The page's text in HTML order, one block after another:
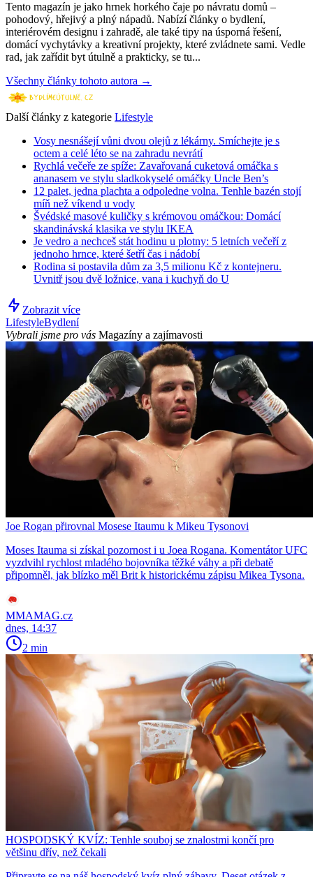
Tento magazín je jako hrnek horkého čaje po návratu domů –
pohodový, hřejivý a plný nápadů. Nabízí články o bydlení,
interiérovém designu i zahradě, ale také tipy na úsporná řešení,
domácí vychytávky a kreativní projekty, které zvládnete sami. Vedle
rad, jak zařídit byt útulně a prakticky, se tu...
Všechny články tohoto autora →
Další články z kategorie Lifestyle
Vosy nesnášejí vůni dvou olejů z lékárny. Smíchejte je s
octem a celé léto se na zahradu nevrátí
Rychlá večeře ze spíže: Zavařovaná cuketová omáčka s
ananasem ve stylu sladkokyselé omáčky Uncle Ben’s
12 palet, jedna plachta a odpoledne volna. Tenhle bazén stojí
míň než víkend u vody
Švédské masové kuličky s krémovou omáčkou: Domácí
skandinávská klasika ve stylu IKEA
Je vedro a nechceš stát hodinu u plotny: 5 letních večeří z
jednoho hrnce, které šetří čas i nádobí
Rodina si postavila dům za 3,5 milionu Kč z kontejneru.
Uvnitř jsou dvě ložnice, vana i kuchyň do U
Zobrazit více
LifestyleBydlení
Vybrali jsme pro vás Magazíny a zajímavosti
Joe Rogan přirovnal Mosese Itaumu k Mikeu Tysonovi
Moses Itauma si získal pozornost i u Joea Rogana. Komentátor UFC
vyzdvihl rychlost mladého bojovníka těžké váhy a při debatě
připomněl, jak blízko měl Brit k historickému zápisu Mikea Tysona.
MMAMAG.cz
dnes, 14:37
2 min
HOSPODSKÝ KVÍZ: Tenhle souboj se znalostmi končí pro
většinu dřív, než čekali